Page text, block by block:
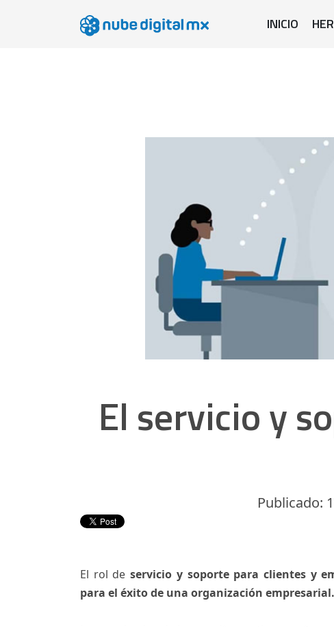
INICIO
El servicio y
Publicado:
El rol deservicio y soporte para clientes y
para el éxito de una organización empresarial.